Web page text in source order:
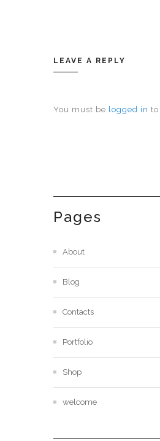
LEAVE A REPLY
You must be logged in
Pages
About
Blog
Contacts
Portfolio
Shop
welcome